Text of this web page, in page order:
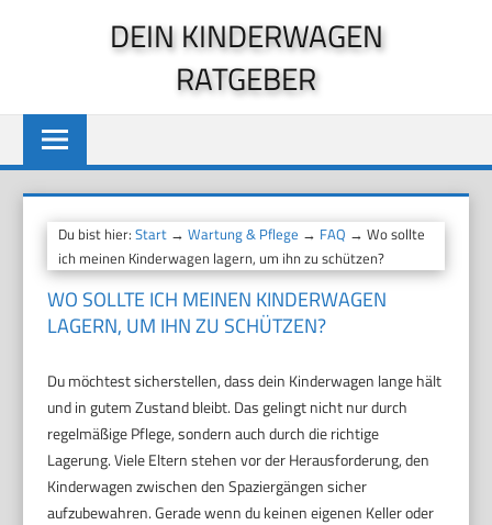
DEIN KINDERWAGEN
RATGEBER
Du bist hier:Start →Wartung & Pflege → FAQ → Wo sollte
ich meinen Kinderwagen lagern, um ihn zu schützen?
WO SOLLTE ICH MEINEN KINDERWAGEN
LAGERN, UM IHN ZU SCHÜTZEN?
Du möchtest sicherstellen, dass dein Kinderwagen lange hält
und in gutem Zustand bleibt. Das gelingt nicht nur durch
regelmäßige Pflege, sondern auch durch die richtige
Lagerung. Viele Eltern stehen vor der Herausforderung, den
Kinderwagen zwischen den Spaziergängen sicher
aufzubewahren. Gerade wenn du keinen eigenen Keller oder